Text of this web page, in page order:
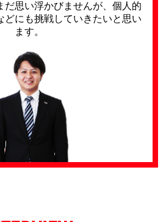
だ思い浮かびませんが、個人的
どにも挑戦していきたいと思い
ます。